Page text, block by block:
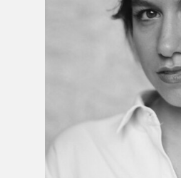
À propos du Salon
Liste des exposant·e·s
Liste des auteur·rice·s